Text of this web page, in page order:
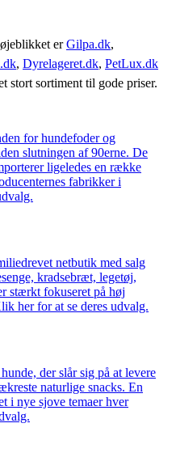
erGilpa.dk,
, Dyrelageret.dk, PetLux.dk
stort sortiment til gode priser.
for hundefoder og
slutningen af 90erne. De
ligeledes en række
fabrikker i
netbutik med salg
kradsebræt, legetøj,
stærkt fokuseret på høj
her for at se deres udvalg.
der slår sig på at levere
naturlige snacks. En
i nye sjove temaer hver